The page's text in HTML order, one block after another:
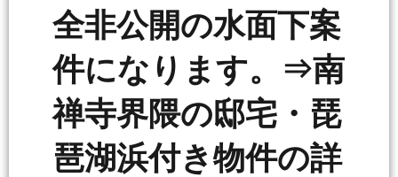
全非公開の水面下案
件になります。⇒南
禅寺界隈の邸宅・琵
琶湖浜付き物件の詳